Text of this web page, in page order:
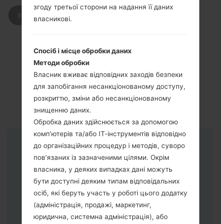
ЗАВАНТАЖИТИ
Інструкції
згоду третьої сторони на надання її даних
власникові.
Спосіб і місце обробки даних
Методи обробки
Власник вживає відповідних заходів безпеки
для запобігання несанкціонованому доступу,
розкриттю, зміни або несанкціонованому
знищенню даних.
Обробка даних здійснюється за допомогою
комп’ютерів та/або ІТ-інструментів відповідно
до організаційних процедур і методів, суворо
пов’язаних із зазначеними цілями. Окрім
власника, у деяких випадках дані можуть
бути доступні деяким типам відповідальних
осіб, які беруть участь у роботі цього додатку
(адміністрація, продажі, маркетинг,
юридична, системна адміністрація), або